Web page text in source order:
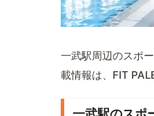
一武駅周辺のスポ
載情報は、FIT